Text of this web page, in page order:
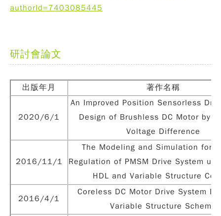
authorId=7403085445
研討會論文
出版年月 著作名稱
2020/6/1
An Improved Position Sensorless
Design of Brushless DC Motor by
Voltage Difference
2016/11/1
The Modeling and Simulation for
Regulation of PMSM Drive System
HDL and Variable Structure
2016/4/1
Coreless DC Motor Drive System
Variable Structure Scheme